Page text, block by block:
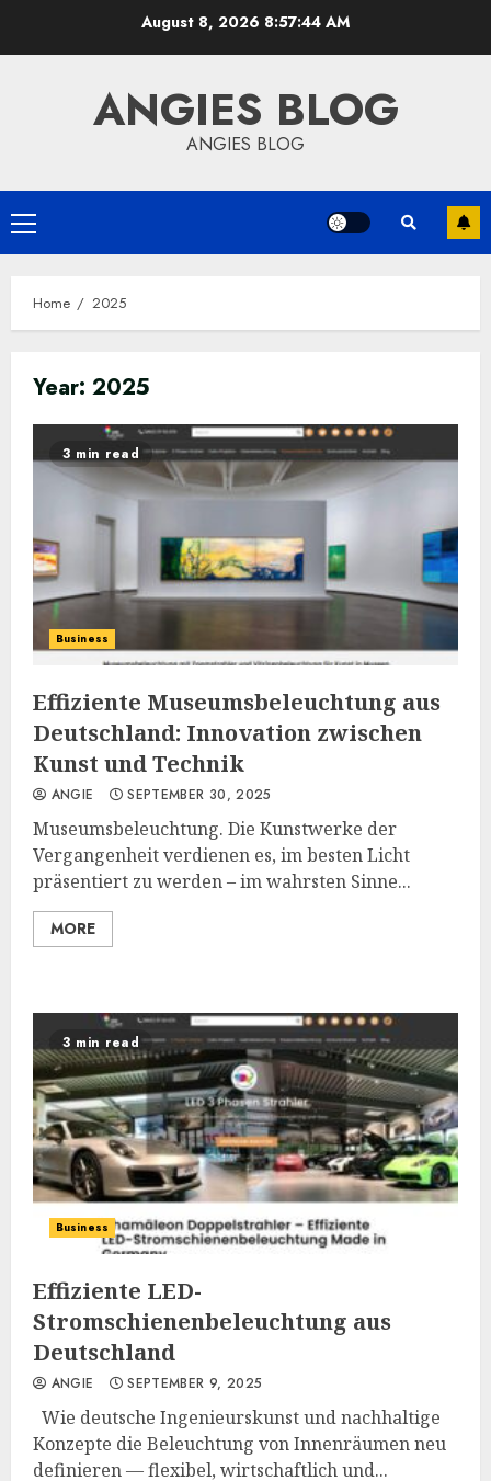
August 8, 2026 8:57:45 AM
ANGIES BLOG
ANGIES BLOG
Primary
Home 2025
Year: 2025
3 min read
Business
Effiziente Museumsbeleuchtung aus
Deutschland: Innovation zwischen
Kunst und Technik
ANGIE SEPTEMBER 30, 2025
Museumsbeleuchtung. Die Kunstwerke der
Vergangenheit verdienen es, im besten Licht
präsentiert zu werden – im wahrsten Sinne...
MORE
3 min read
Business
Effiziente LED-
Stromschienenbeleuchtung aus
Deutschland
ANGIE SEPTEMBER 9, 2025
Wie deutsche Ingenieurskunst und nachhaltige
Konzepte die Beleuchtung von Innenräumen neu
definieren — flexibel, wirtschaftlich und...